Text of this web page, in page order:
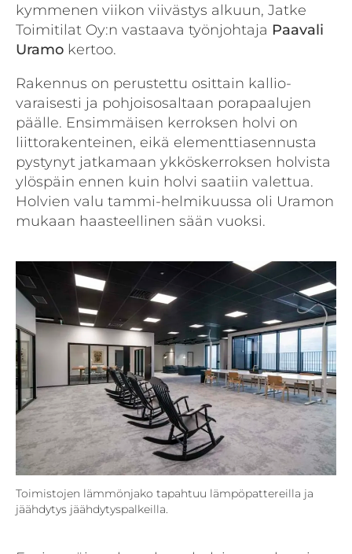
kymmenen viikon viivästys alkuun, Jatke
Toimitilat Oy:n vastaava työnjohtaja Paavali
Uramo kertoo.
Rakennus on perustettu osittain kallio­
varaisesti ja pohjoisosaltaan porapaalujen
päälle. Ensimmäisen kerroksen holvi on
liittorakenteinen, eikä elementtiasennusta
pystynyt jatkamaan ykköskerroksen holvista
ylöspäin ennen kuin holvi saatiin valettua.
Holvien valu tammi-helmikuussa oli Uramon
mukaan haasteellinen sään vuoksi.
Toimistojen lämmönjako tapahtuu lämpö­pattereilla ja
jäähdytys jäähdytys­palkeilla.